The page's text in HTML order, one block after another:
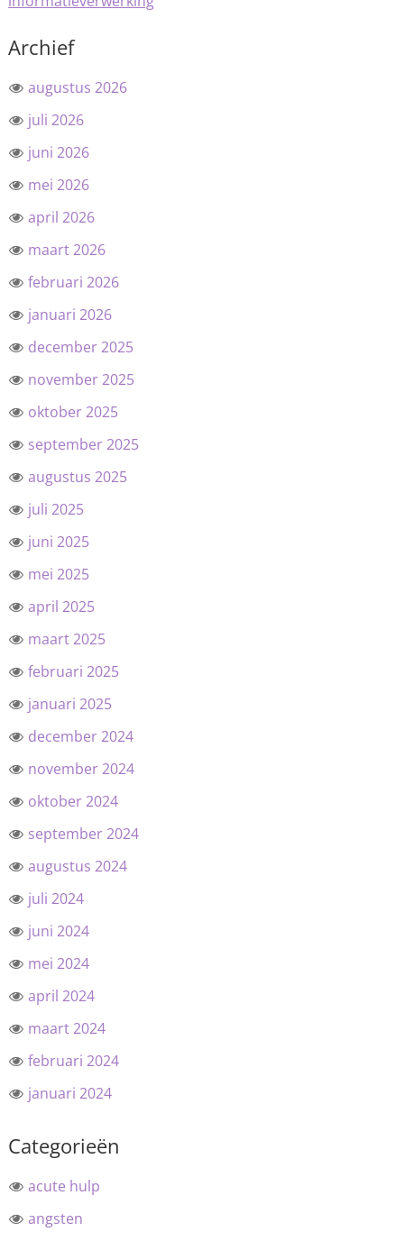
Archief
augustus 2026
juli 2026
juni 2026
mei 2026
april 2026
maart 2026
februari 2026
januari 2026
december 2025
november 2025
oktober 2025
september 2025
augustus 2025
juli 2025
juni 2025
mei 2025
april 2025
maart 2025
februari 2025
januari 2025
december 2024
november 2024
oktober 2024
september 2024
augustus 2024
juli 2024
juni 2024
mei 2024
april 2024
maart 2024
februari 2024
januari 2024
Categorieën
acute hulp
angsten